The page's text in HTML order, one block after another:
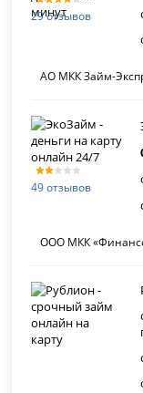
29 отзывов
АО МКК Займ-
49 отзывов
ООО МКК